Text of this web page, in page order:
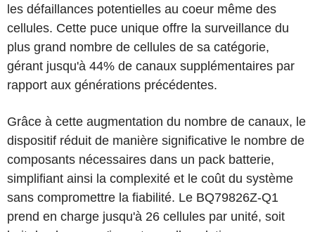
les défaillances potentielles au coeur même des
cellules. Cette puce unique offre la surveillance du
plus grand nombre de cellules de sa catégorie,
gérant jusqu'à 44% de canaux supplémentaires par
rapport aux générations précédentes.
Grâce à cette augmentation du nombre de canaux, le
dispositif réduit de manière significative le nombre de
composants nécessaires dans un pack batterie,
simplifiant ainsi la complexité et le coût du système
sans compromettre la fiabilité. Le BQ79826Z-Q1
prend en charge jusqu'à 26 cellules par unité, soit